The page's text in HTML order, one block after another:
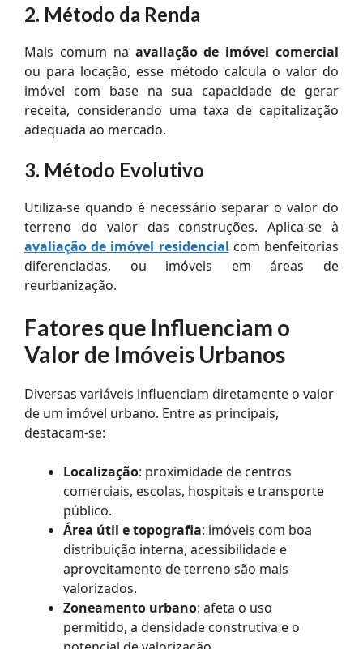
2. Método da Renda
Mais comum na avaliação de imóvel comercial
ou para locação, esse método calcula o valor do
imóvel com base na sua capacidade de gerar
receita, considerando uma taxa de capitalização
adequada ao mercado.
3. Método Evolutivo
Utiliza-se quando é necessário separar o valor do
terreno do valor das construções. Aplica-se à
avaliação de imóvel residencial com benfeitorias
diferenciadas, ou imóveis em áreas de
reurbanização.
Fatores que Influenciam o
Valor de Imóveis Urbanos
Diversas variáveis influenciam diretamente o valor
de um imóvel urbano. Entre as principais,
destacam-se:
Localização: proximidade de centros
comerciais, escolas, hospitais e transporte
público.
Área útil e topografia: imóveis com boa
distribuição interna, acessibilidade e
aproveitamento de terreno são mais
valorizados.
Zoneamento urbano: afeta o uso
permitido, a densidade construtiva e o